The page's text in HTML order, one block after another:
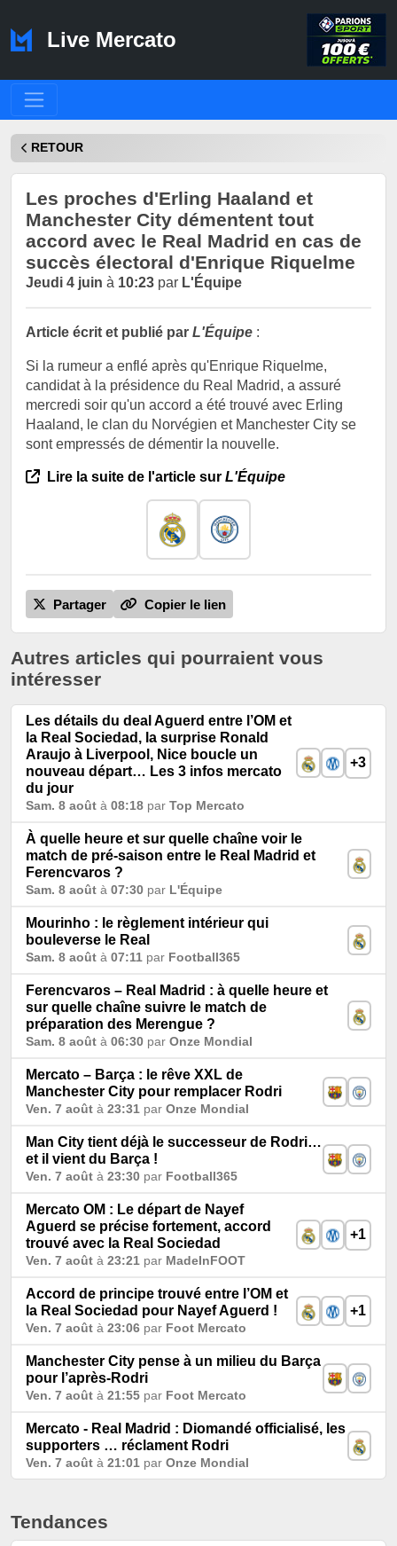
Live Mercato
RETOUR
Les proches d'Erling Haaland et
Manchester City démentent tout
accord avec le Real Madrid en cas de
succès électoral d'Enrique Riquelme
Jeudi 4 juin à 10:23 par L'Équipe
Article écrit et publié par L'Équipe :
Si la rumeur a enflé après qu'Enrique Riquelme,
candidat à la présidence du Real Madrid, a assuré
mercredi soir qu'un accord a été trouvé avec Erling
Haaland, le clan du Norvégien et Manchester City se
sont empressés de démentir la nouvelle.
Lire la suite de l'article sur L'Équipe
Partager Copier le lien
Autres articles qui pourraient vous
intéresser
Les détails du deal Aguerd entre l’OM et
la Real Sociedad, la surprise Ronald
Araujo à Liverpool, Nice boucle un
nouveau départ… Les 3 infos mercato
du jour
Sam. 8 août à 08:18 par Top Mercato
+3
À quelle heure et sur quelle chaîne voir le
match de pré-saison entre le Real Madrid et
Ferencvaros ?
Sam. 8 août à 07:30 par L'Équipe
Mourinho : le règlement intérieur qui
bouleverse le Real
Sam. 8 août à 07:11 par Football365
Ferencvaros – Real Madrid : à quelle heure et
sur quelle chaîne suivre le match de
préparation des Merengue ?
Sam. 8 août à 06:30 par Onze Mondial
Mercato – Barça : le rêve XXL de
Manchester City pour remplacer Rodri
Ven. 7 août à 23:31 par Onze Mondial
Man City tient déjà le successeur de Rodri…
et il vient du Barça !
Ven. 7 août à 23:30 par Football365
Mercato OM : Le départ de Nayef
Aguerd se précise fortement, accord
trouvé avec la Real Sociedad
Ven. 7 août à 23:21 par MadeInFOOT
+1
Accord de principe trouvé entre l’OM et
la Real Sociedad pour Nayef Aguerd !
Ven. 7 août à 23:06 par Foot Mercato
+1
Manchester City pense à un milieu du Barça
pour l’après-Rodri
Ven. 7 août à 21:55 par Foot Mercato
Mercato - Real Madrid : Diomandé officialisé, les
supporters … réclament Rodri
Ven. 7 août à 21:01 par Onze Mondial
Tendances